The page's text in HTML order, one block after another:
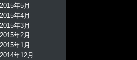
2015年5月
2015年4月
2015年3月
2015年2月
2015年1月
2014年12月